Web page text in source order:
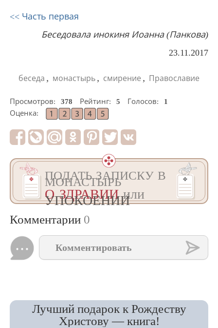
<< Часть первая
Беседовала инокиня Иоанна (Панкова)
23.11.2017
беседа , монастырь , смирение , Православие
Просмотров: 378 Рейтинг: 5 Голосов:
1
Оценка:
ПОДАТЬ ЗАПИСКУ В
МОНАСТЫРЬ
О ЗДРАВИИили
УПОКОЕНИИ
Комментарии 0
Комментировать
Лучший подарок к Рождеству
Христову — книга!